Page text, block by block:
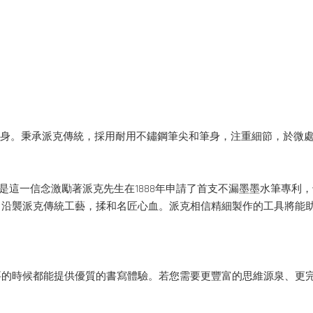
。秉承派克傳統，採用耐用不鏽鋼筆尖和筆身，注重細節，於微
這一信念激勵著派克先生在1888年申請了首支不漏墨墨水筆專
襲派克傳統工藝，揉和名匠心血。派克相信精細製作的工具將
時候都能提供優質的書寫體驗。若您需要更豐富的思維源泉、